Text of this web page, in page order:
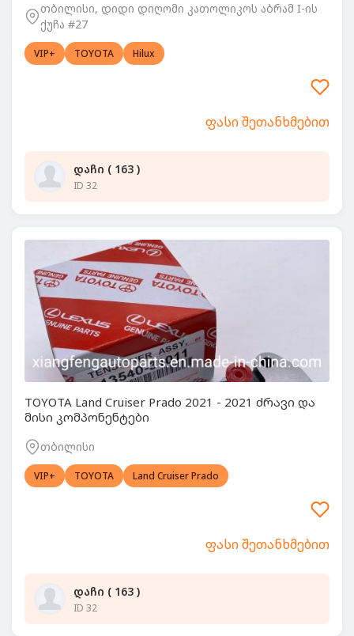
თბილისი, დიდი დიღომი კათოლიკოს აბრამ I-ის
ქუჩა #27
VIP+ TOYOTA Hilux
ფასი შეთანხმებით
დაჩი ( 163 )
ID 32
TOYOTA Land Cruiser Prado 2021 - 2021 ძრავი და
მისი კომპონენტები
თბილისი
VIP+ TOYOTA Land Cruiser Prado
ფასი შეთანხმებით
დაჩი ( 163 )
ID 32